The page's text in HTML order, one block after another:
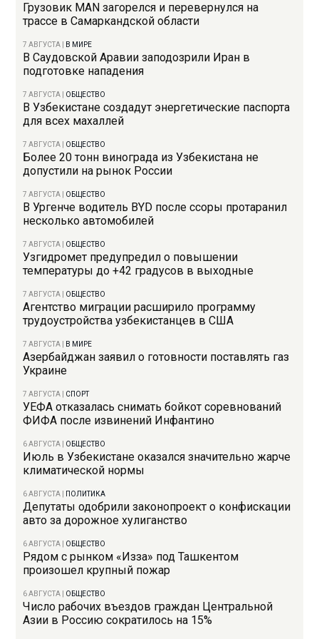
Грузовик MAN загорелся и перевернулся на
трассе в Самаркандской области
7 АВГУСТА В МИРЕ
В Саудовской Аравии заподозрили Иран в
подготовке нападения
7 АВГУСТА ОБЩЕСТВО
В Узбекистане создадут энергетические паспорта
для всех махаллей
7 АВГУСТА ОБЩЕСТВО
Более 20 тонн винограда из Узбекистана не
допустили на рынок России
7 АВГУСТА ОБЩЕСТВО
В Ургенче водитель BYD после ссоры протаранил
несколько автомобилей
7 АВГУСТА ОБЩЕСТВО
Узгидромет предупредил о повышении
температуры до +42 градусов в выходные
7 АВГУСТА ОБЩЕСТВО
Агентство миграции расширило программу
трудоустройства узбекистанцев в США
7 АВГУСТА В МИРЕ
Азербайджан заявил о готовности поставлять газ
Украине
7 АВГУСТА СПОРТ
УЕФА отказалась снимать бойкот соревнований
ФИФА после извинений Инфантино
6 АВГУСТА ОБЩЕСТВО
Июль в Узбекистане оказался значительно жарче
климатической нормы
6 АВГУСТА ПОЛИТИКА
Депутаты одобрили законопроект о конфискации
авто за дорожное хулиганство
6 АВГУСТА ОБЩЕСТВО
Рядом с рынком «Изза» под Ташкентом
произошел крупный пожар
6 АВГУСТА ОБЩЕСТВО
Число рабочих въездов граждан Центральной
Азии в Россию сократилось на 15%